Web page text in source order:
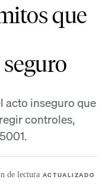
que
acto inseguro que
controles,
de lectura·ACTUALIZADO